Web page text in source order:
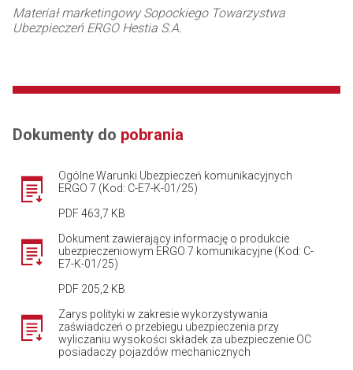
Materiał marketingowy Sopockiego Towarzystwa
Ubezpieczeń ERGO Hestia S.A.
Dokumenty do pobrania
Ogólne Warunki Ubezpieczeń komunikacyjnych
ERGO 7 (Kod: C-E7-K-01/25)
PDF 463,7 KB
Dokument zawierający informację o produkcie
ubezpieczeniowym ERGO 7 komunikacyjne (Kod: C-
E7-K-01/25)
PDF 205,2 KB
Zarys polityki w zakresie wykorzystywania
zaświadczeń o przebiegu ubezpieczenia przy
wyliczaniu wysokości składek za ubezpieczenie OC
posiadaczy pojazdów mechanicznych